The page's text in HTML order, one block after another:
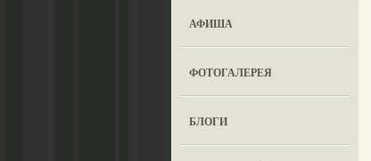
АФИША
ФОТОГАЛЕРЕЯ
БЛОГИ